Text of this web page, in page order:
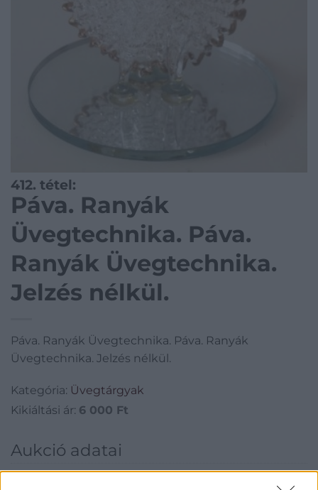
412. tétel:
Páva. Ranyák
Üvegtechnika. Páva.
Ranyák Üvegtechnika.
Jelzés nélkül.
Páva. Ranyák Üvegtechnika. Páva. Ranyák
Üvegtechnika. Jelzés nélkül.
Kategória: Üvegtárgyak
Kikiáltási ár: 6 000 Ft
Aukció adatai
Aukció neve:120. Mike Portobello árverés